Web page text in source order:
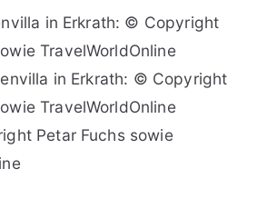
in Erkrath: © Copyright
TravelWorldOnline
in Erkrath: © Copyright
TravelWorldOnline
Petar Fuchs sowie